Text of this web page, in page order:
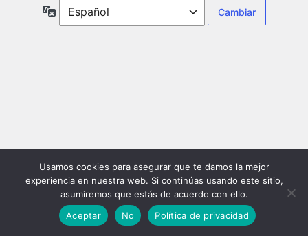
Idioma
Usamos cookies para asegurar que te damos la mejor
experiencia en nuestra web. Si continúas usando este sitio,
asumiremos que estás de acuerdo con ello.
Aceptar
No Política de privacidad